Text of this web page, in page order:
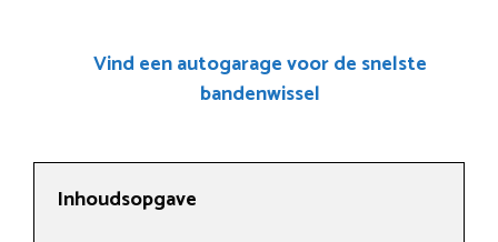
Vind een autogarage voor de snelste
bandenwissel
Inhoudsopgave